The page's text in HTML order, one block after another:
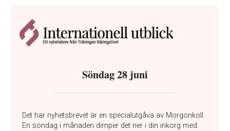
Söndag 28 juni
Det här nyhetsbrevet är en specialutgåva av Morgonkoll.
En söndag i månaden dimper det ner i din inkorg med